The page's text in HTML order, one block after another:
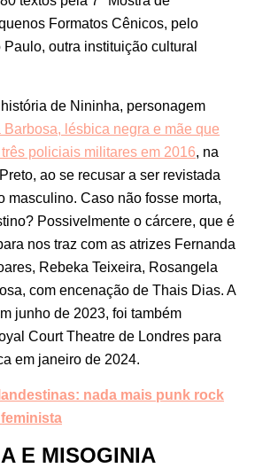
Formatos Cênicos, pelo
outra instituição cultural
de Nininha, personagem
Barbosa, lésbica negra e mãe que
policiais militares em 2016, na
ao se recusar a ser revistada
masculino. Caso não fosse morta,
Possivelmente o cárcere, que é
nos traz com as atrizes Fernanda
Rebeka Teixeira, Rosangela
com encenação de Thais Dias. A
junho de 2023, foi também
Court Theatre de Londres para
em janeiro de 2024.
nada mais punk rock
ta
E MISOGINIA